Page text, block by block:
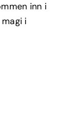
inn i
i